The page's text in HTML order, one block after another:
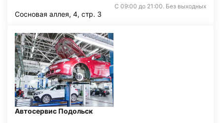
С 09:00 до 21:00. Без выходных
Сосновая аллея, 4, стр. 3
Автосервис Подольск